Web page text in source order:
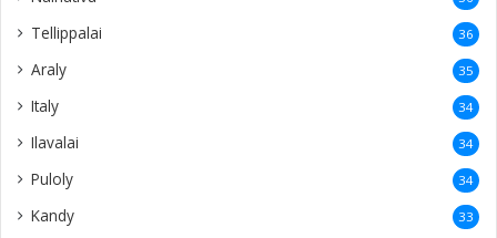
Tellippalai 36
Araly 35
Italy 34
Ilavalai 34
Puloly 34
Kandy 33